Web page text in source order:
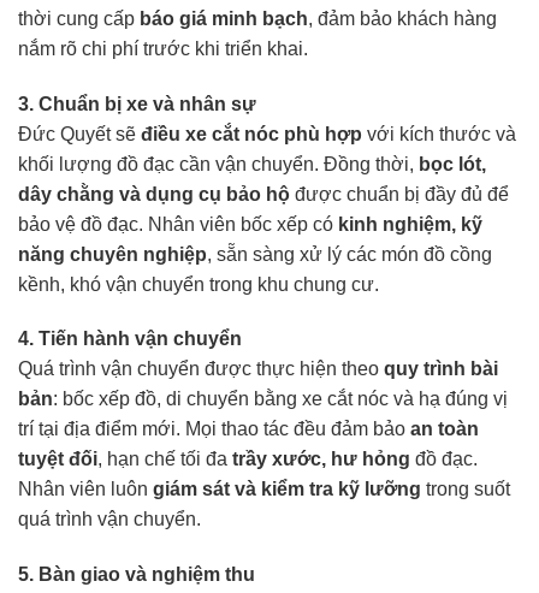
thời cung cấp báo giá minh bạch, đảm bảo khách hàng
nắm rõ chi phí trước khi triển khai.
3. Chuẩn bị xe và nhân sự
Đức Quyết sẽ điều xe cắt nóc phù hợp với kích thước và
khối lượng đồ đạc cần vận chuyển. Đồng thời, bọc lót,
dây chằng và dụng cụ bảo hộ được chuẩn bị đầy đủ để
bảo vệ đồ đạc. Nhân viên bốc xếp có kinh nghiệm, kỹ
năng chuyên nghiệp, sẵn sàng xử lý các món đồ cồng
kềnh, khó vận chuyển trong khu chung cư.
4. Tiến hành vận chuyển
Quá trình vận chuyển được thực hiện theo quy trình bài
bản: bốc xếp đồ, di chuyển bằng xe cắt nóc và hạ đúng vị
trí tại địa điểm mới. Mọi thao tác đều đảm bảo an toàn
tuyệt đối, hạn chế tối đa trầy xước, hư hỏng đồ đạc.
Nhân viên luôn giám sát và kiểm tra kỹ lưỡng trong suốt
quá trình vận chuyển.
5. Bàn giao và nghiệm thu